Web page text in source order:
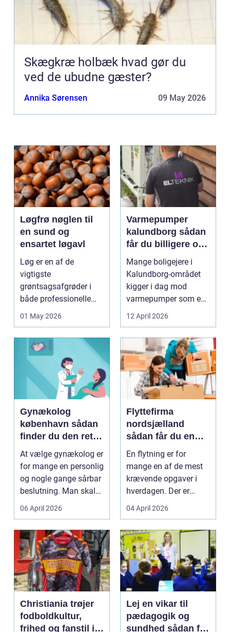
Skægkræ holbæk hvad gør du
ved de ubudne gæster?
Annika Sørensen 09 May 2026
Løgfrø nøglen til
en sund og
ensartet løgavl
Løg er en af de
vigtigste
grøntsagsafgrøder i
både professionelle
køkkenhaver og større
landbrugspro...
01 May 2026
Varmepumper
kalundborg sådan
får du billigere og
mere bæredygtig
varme
Mange boligejere i
Kalundborg-området
kigger i dag mod
varmepumper som en
vej til lavere
varmeregnin...
12 April 2026
Gynækolog
københavn sådan
finder du den rette
specialist
At vælge gynækolog er
for mange en personlig
og nogle gange sårbar
beslutning. Man skal
både føle si...
06 April 2026
Flyttefirma
nordsjælland
sådan får du en
tryg og effektiv
flytning
En flytning er for
mange en af de mest
krævende opgaver i
hverdagen. Der er
meget at holde styr på,
04 April 2026
Christiania trøjer
fodboldkultur,
frihed og fanstil i
Lej en vikar til
pædagogik og
sundhed sådan får